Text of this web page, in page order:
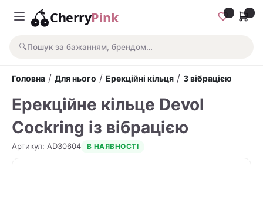
CherryPink
🔍Пошук за бажанням, брендом…
Головна / Для нього / Ерекційні кільця / З вібрацією
Ерекційне кільце Devol
Cockring із вібрацією
Артикул: AD30604 В НАЯВНОСТІ